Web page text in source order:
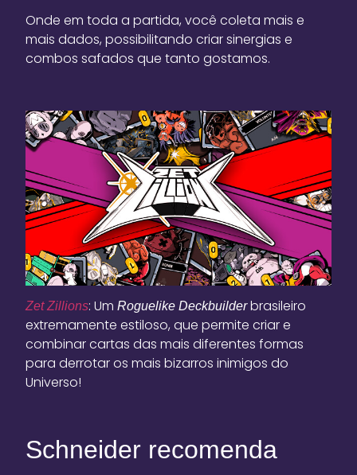
Onde em toda a partida, você coleta mais e
mais dados, possibilitando criar sinergias e
combos safados que tanto gostamos.
Zet Zillions: UmRoguelike Deckbuilderbrasileiro
extremamente estiloso, que permite criar e
combinar cartas das mais diferentes formas
para derrotar os mais bizarros inimigos do
Universo!
Schneider recomenda